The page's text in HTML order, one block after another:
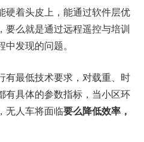
硬着头皮上，能通过软件层优
么就是通过远程遥控与培训
发现的问题。
有最低技术要求，对载重、时
有具体的参数指标，当小区环
无人车将面临要么降低效率，